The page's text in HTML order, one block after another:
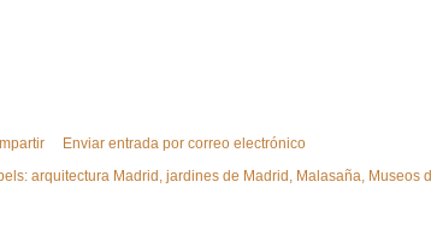
Enviar entrada por correo electrónico
arquitectura Madrid jardines de Madrid Malasaña Museos